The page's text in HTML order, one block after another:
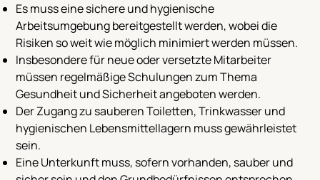
Es muss eine sichere und hygienische
Arbeitsumgebung bereitgestellt werden, wobei die
Risiken so weit wie möglich minimiert werden müssen.
Insbesondere für neue oder versetzte Mitarbeiter
müssen regelmäßige Schulungen zum Thema
Gesundheit und Sicherheit angeboten werden.
Der Zugang zu sauberen Toiletten, Trinkwasser und
hygienischen Lebensmittellagern muss gewährleistet
sein.
Eine Unterkunft muss, sofern vorhanden, sauber und